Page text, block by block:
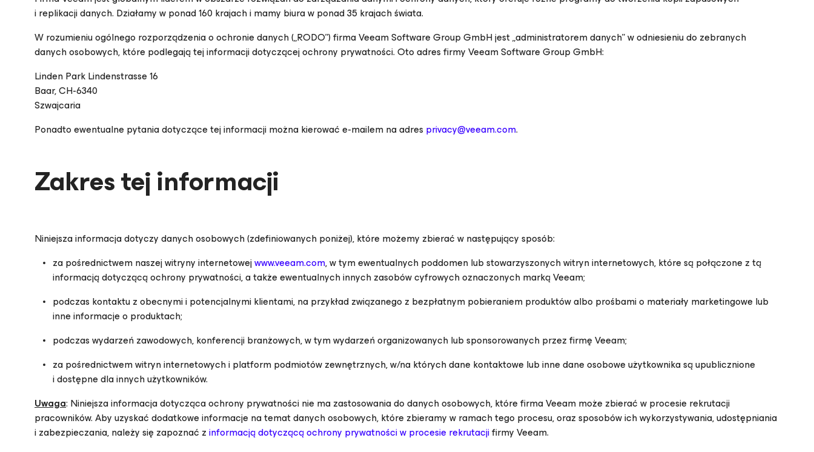
i replikacji danych. Działamy w ponad 160 krajach i mamy biura w ponad 35 krajach świata.
W rozumieniu ogólnego rozporządzenia o ochronie danych („RODO”) firma Veeam Software Group GmbH jest „administratorem danych” w odniesieniu do zebranych
danych osobowych, które podlegają tej informacji dotyczącej ochrony prywatności. Oto adres firmy Veeam Software Group GmbH:
Linden Park Lindenstrasse 16
Baar, CH-6340
Szwajcaria
Ponadto ewentualne pytania dotyczące tej informacji można kierować e-mailem na adres privacy@veeam.com.
Zakres tej informacji
Niniejsza informacja dotyczy danych osobowych (zdefiniowanych poniżej), które możemy zbierać w następujący sposób:
za pośrednictwem naszej witryny internetowejwww.veeam.com, w tym ewentualnych poddomen lub stowarzyszonych witryn internetowych, które są połączone z tą
informacją dotyczącą ochrony prywatności, a także ewentualnych innych zasobów cyfrowych oznaczonych marką Veeam;
podczas kontaktu z obecnymi i potencjalnymi klientami, na przykład związanego z bezpłatnym pobieraniem produktów albo prośbami o materiały marketingowe lub
inne informacje o produktach;
podczas wydarzeń zawodowych, konferencji branżowych, w tym wydarzeń organizowanych lub sponsorowanych przez firmę Veeam;
za pośrednictwem witryn internetowych i platform podmiotów zewnętrznych, w/na których dane kontaktowe lub inne dane osobowe użytkownika są upublicznione
i dostępne dla innych użytkowników.
Uwaga: Niniejsza informacja dotycząca ochrony prywatnościnie ma zastosowania do danych osobowych, które firma Veeam może zbierać w procesie rekrutacji
pracowników. Aby uzyskać dodatkowe informacje na temat danych osobowych, które zbieramy w ramach tego procesu, oraz sposobów ich wykorzystywania, udostępniania
i zabezpieczania, należy się zapoznać zinformacją dotyczącą ochrony prywatności w procesie rekrutacjifirmy Veeam.